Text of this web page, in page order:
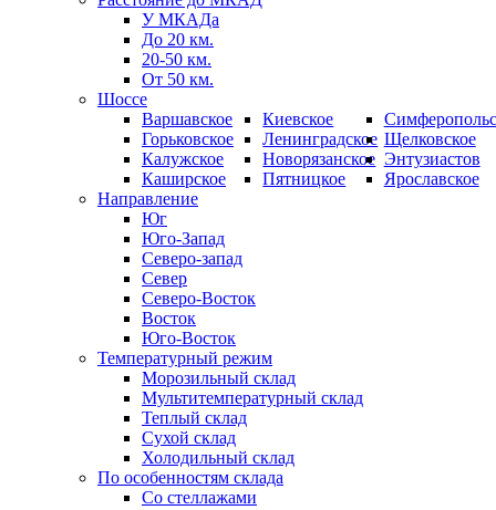
У МКАДа
До 20 км.
20-50 км.
От 50 км.
Шоссе
Варшавское
Горьковское
Калужское
Каширское
Киевское
Ленинградское
Новорязанское
Пятницкое
Щелковское
Энтузиастов
Ярославское
Направление
Юг
Юго-Запад
Северо-запад
Север
Северо-Восток
Восток
Юго-Восток
Температурный режим
Морозильный склад
Мультитемпературный склад
Теплый склад
Сухой склад
Холодильный склад
По особенностям склада
Со стеллажами